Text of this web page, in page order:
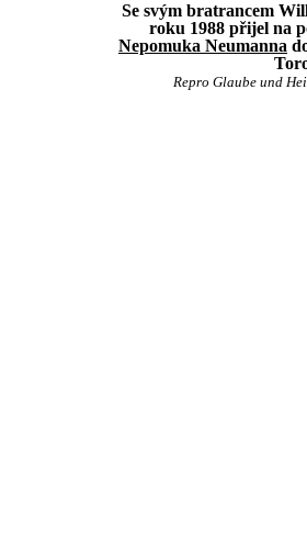
Se svým bratrancem
roku 1988 přijel na
Nepomuka Neumanna
Repro Glaube und